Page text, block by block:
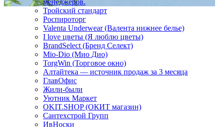
менеджеров.
Тройский стандарт
Роспироторг
Valenta Underwear (Валента нижнее белье)
I love цветы (Я люблю цветы)
BrandSelect (Бренд Селект)
Mio-Dio (Мио Дио)
TorgWin (Торговое окно)
Алтайтека — источник продаж за 3 месяца
ГлавОфис
Жили-были
Уютник Маркет
OKIT.SHOP (ОКИТ магазин)
Сантехстрой Групп
ИвНоски